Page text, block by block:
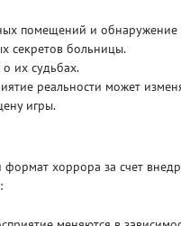
помещений и обнаружение
секретов больницы.
их судьбах.
реальности может
игры.
хоррора за счет
RING ДОПОЛНЕНИЕ
OF THE ERDTREE